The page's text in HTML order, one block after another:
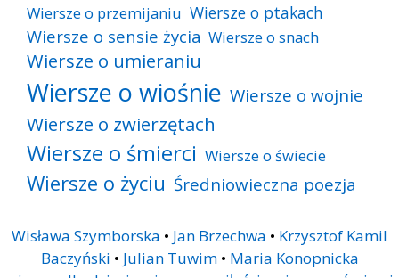
Wiersze o przemijaniu Wiersze o ptakach
Wiersze o sensie życia Wiersze o snach
Wiersze o umieraniu
Wiersze o wiośnie Wiersze o wojnie
Wiersze o zwierzętach
Wiersze o śmierci Wiersze o świecie
Wiersze o życiu Średniowieczna poezja
Wisława Szymborska • Jan Brzechwa • Krzysztof Kamil
Baczyński • Julian Tuwim• Maria Konopnicka